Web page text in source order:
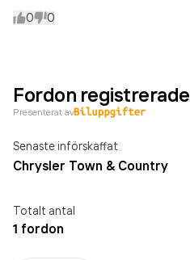
0 0
Fordon registrerade
Presenterat av
Senaste införskaffat
Chrysler Town & Country
Totalt antal
1 fordon